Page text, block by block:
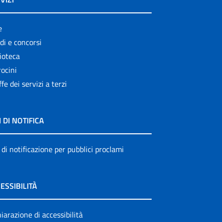
e concorsi
dei servizi a terzi
DI NOTIFICA
notificazione per pubblici proclami
di accessibilità